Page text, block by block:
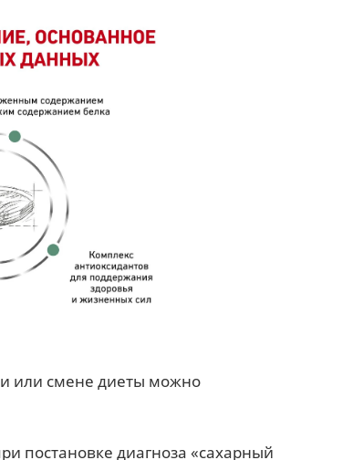
или смене диеты можно
постановке диагноза «сахарный